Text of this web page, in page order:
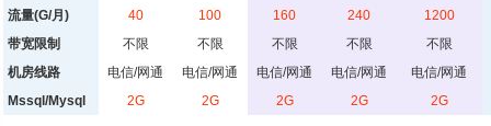
流量(G/月)
40 100 160 240
1200
带宽限制
不限 不限 不限 不限
不限
机房线路
电信/网通 电信/网通 电信/网通 电信/网通
电信/网通
Mssql/Mysql
2G 2G 2G 2G 2G